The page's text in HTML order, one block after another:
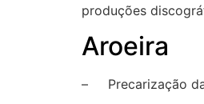
produções
Aroeira
– Precarização da